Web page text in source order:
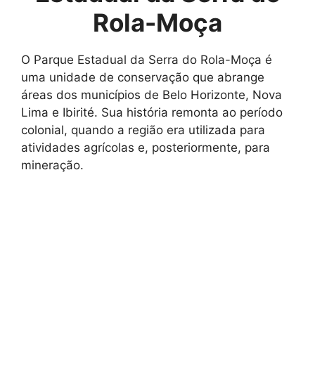
Rola-Moça
O Parque Estadual da Serra do Rola-Moça é
uma unidade de conservação que abrange
áreas dos municípios de Belo Horizonte, Nova
Lima e Ibirité. Sua história remonta ao período
colonial, quando a região era utilizada para
atividades agrícolas e, posteriormente, para
mineração.